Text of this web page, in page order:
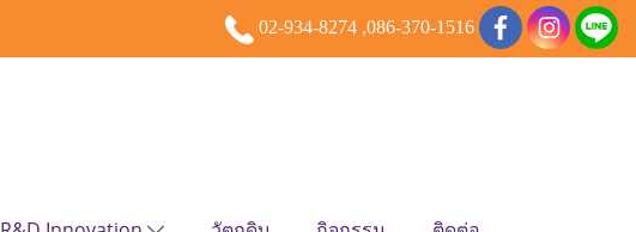
02-934-8274 ,086-370-1516